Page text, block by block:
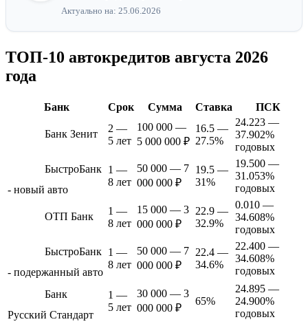
Актуально на: 25.06.2026
ТОП-10 автокредитов августа 2026
года
Банк Срок Сумма Ставка ПСК
Банк Зенит
2 —
5 лет
100 000 —
5 000 000 ₽
16.5 —
27.5%
24.223 —
37.902%
годовых
БыстроБанк
- новый авто
1 —
8 лет
50 000 — 7
000 000 ₽
19.5 —
31%
19.500 —
31.053%
годовых
ОТП Банк
1 —
8 лет
15 000 — 3
000 000 ₽
22.9 —
32.9%
0.010 —
34.608%
годовых
БыстроБанк
- подержанный авто
1 —
8 лет
50 000 — 7
000 000 ₽
22.4 —
34.6%
22.400 —
34.608%
годовых
Банк
Русский Стандарт
1 —
5 лет
30 000 — 3
000 000 ₽
65%
24.895 —
24.900%
годовых